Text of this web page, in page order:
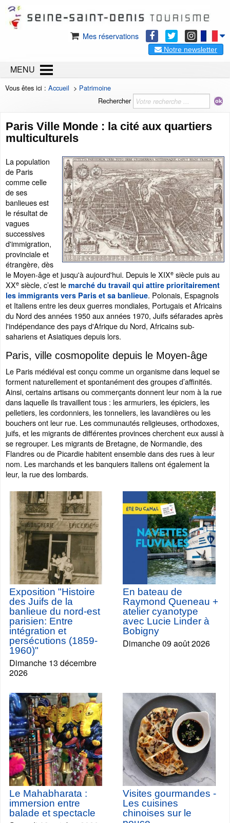
Mes réservations
Notre newsletter
MENU
Vous êtes ici : Accueil > Patrimoine
Rechercher
Paris Ville Monde : la cité aux quartiers
multiculturels
La population
de Paris
comme celle
de ses
banlieues est
le résultat de
vagues
successives
d'immigration,
provinciale et
étrangère, dès
le Moyen-âge et jusqu'à aujourd'hui. Depuis le XIXe siècle puis au
XXe siècle, c’est le marché du travail qui attire prioritairement
les immigrants vers Paris et sa banlieue. Polonais, Espagnols
et Italiens entre les deux guerres mondiales, Portugais et Africains
du Nord des années 1950 aux années 1970, Juifs séfarades après
l'indépendance des pays d'Afrique du Nord, Africains sub-
sahariens et Asiatiques depuis lors.
Paris, ville cosmopolite depuis le Moyen-âge
Le Paris médiéval est conçu comme un organisme dans lequel se
forment naturellement et spontanément des groupes d’affinités.
Ainsi, certains artisans ou commerçants donnent leur nom à la rue
dans laquelle ils travaillent tous : les armuriers, les épiciers, les
pelletiers, les cordonniers, les tonneliers, les lavandières ou les
bouchers ont leur rue. Les communautés religieuses, orthodoxes,
juifs, et les migrants de différentes provinces cherchent eux aussi à
se regrouper. Les migrants de Bretagne, de Normandie, des
Flandres ou de Picardie habitent ensemble dans des rues à leur
nom. Les marchands et les banquiers italiens ont également la
leur, la rue des lombards.
Exposition "Histoire
des Juifs de la
banlieue du nord-est
parisien: Entre
intégration et
persécutions (1859-
1960)"
Dimanche 13 décembre
2026
En bateau de
Raymond Queneau +
atelier cyanotype
avec Lucie Linder à
Bobigny
Dimanche 09 août 2026
Le Mahabharata :
immersion entre
balade et spectacle
Visites gourmandes -
Les cuisines
chinoises sur le